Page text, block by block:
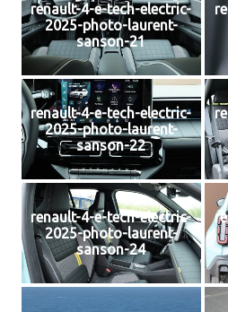
renault-4-e-tech-electric-
2025-photo-laurent-
sanson-21
renault-4-e-tech-electric-
2025-photo-laurent-
sanson-22
renault-4-e-tech-electric-
2025-photo-laurent-
sanson-24